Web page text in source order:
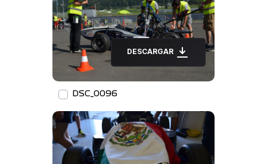
DESCARGAR
DSC_0096